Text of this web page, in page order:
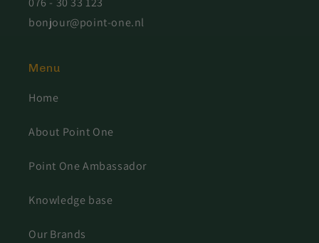
bonjour@point-one.nl
Menu
Home
About Point One
Point One Ambassador
Knowledge base
Our Brands